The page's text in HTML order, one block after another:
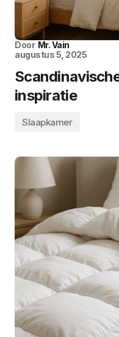
Door Mr. Vain
augustus 5, 2025
inspiratie
Slaapkamer